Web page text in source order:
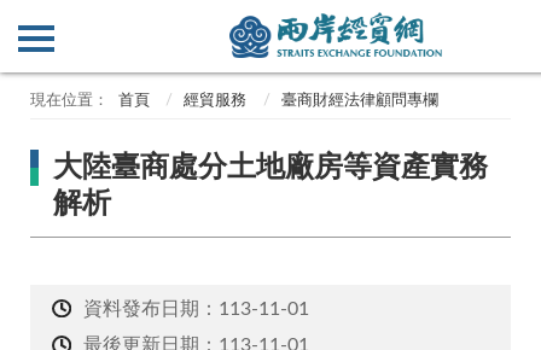
首頁 經貿服務 臺商財經法律顧問專欄
大陸臺商處分土地廠房等資產實務
解析
資料發布日期：113-11-01
最後更新日期：113-11-01